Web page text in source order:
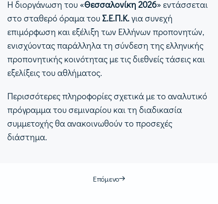
Η διοργάνωση του «Θεσσαλονίκη 2026» εντάσσεται
στο σταθερό όραμα τουΣ.Ε.Π.Κ.για συνεχή
επιμόρφωση και εξέλιξη των Ελλήνων προπονητών,
ενισχύοντας παράλληλα τη σύνδεση της ελληνικής
προπονητικής κοινότητας με τις διεθνείς τάσεις και
εξελίξεις του αθλήματος.
Περισσότερες πληροφορίες σχετικά με το αναλυτικό
πρόγραμμα του σεμιναρίου και τη διαδικασία
συμμετοχής θα ανακοινωθούν το προσεχές
διάστημα.
Επόμενο